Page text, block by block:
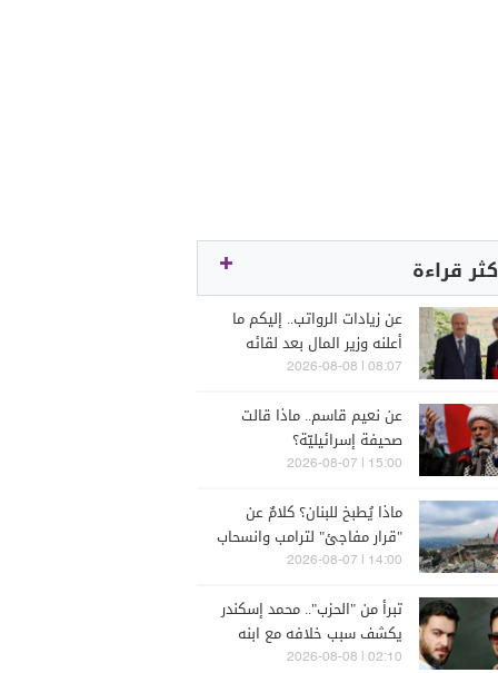
قراءة
عن زيادات الرواتب.. إليكم ما
أعلنه وزير المال بعد لقائه
الراعي
08:07 | 2026-08-08
عن نعيم قاسم.. ماذا قالت
صحيفة إسرائيليّة؟
15:00 | 2026-08-07
ماذا يُطبخ للبنان؟ كلامٌ عن
"قرار مفاجئ" لترامب وانسحاب
إسرائيل
14:00 | 2026-08-07
تبرأ من "الحزب".. محمد إسكندر
يكشف سبب خلافه مع ابنه
فارس (فيديو)
02:10 | 2026-08-08